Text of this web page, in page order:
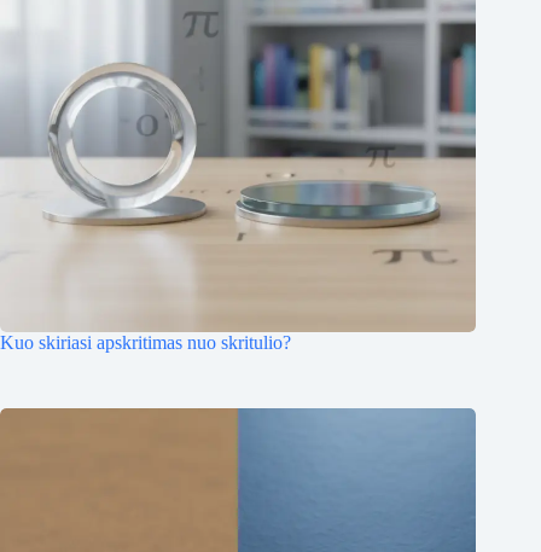
Kuo skiriasi apskritimas nuo skritulio?